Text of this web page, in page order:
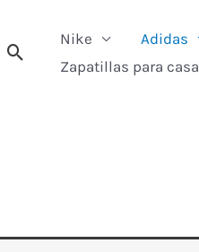
Search
Nike Adidas
Zapatillas para casa